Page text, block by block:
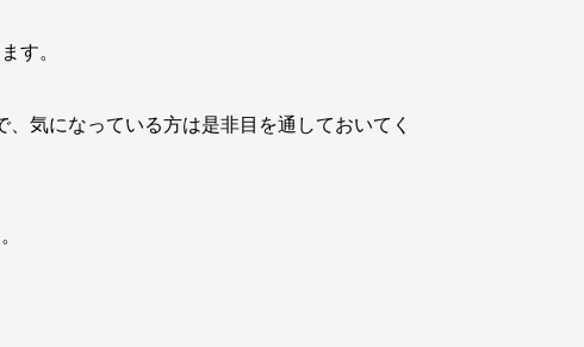
す。
気になっている方は是非目を通しておいてく